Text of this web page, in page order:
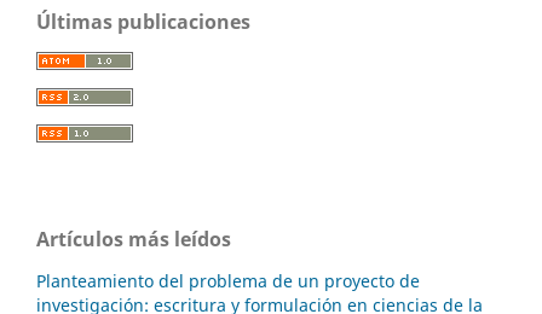
Últimas publicaciones
Artículos más leídos
Planteamiento del problema de un proyecto de
investigación: escritura y formulación en ciencias de la